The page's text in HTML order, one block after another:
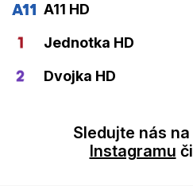
A11 HD
Jednotka HD
Dvojka HD
Sledujte nás na
Instagramu či